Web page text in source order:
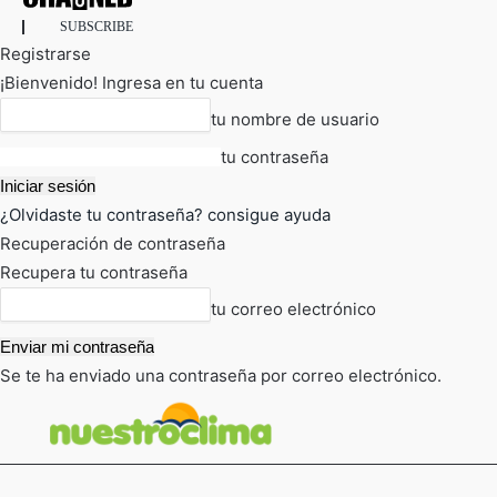
SUBSCRIBE
Registrarse
¡Bienvenido! Ingresa en tu cuenta
tu nombre de usuario
tu contraseña
¿Olvidaste tu contraseña? consigue ayuda
Recuperación de contraseña
Recupera tu contraseña
tu correo electrónico
Se te ha enviado una contraseña por correo electrónico.